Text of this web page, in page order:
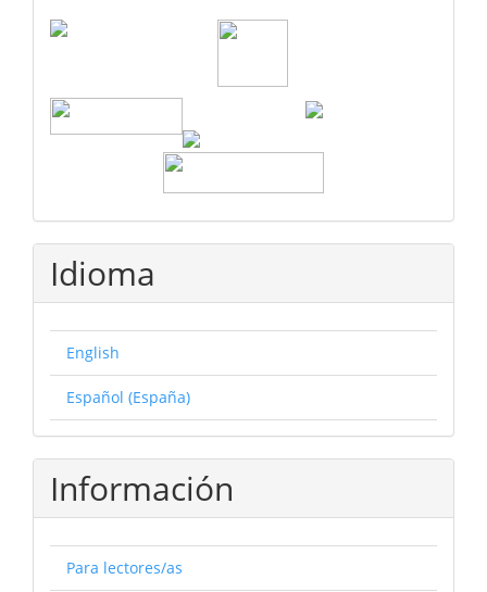
Idioma
English
Español (España)
Información
Para lectores/as